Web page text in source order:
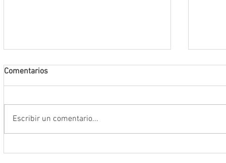
Comentarios
Escribir un comentario...